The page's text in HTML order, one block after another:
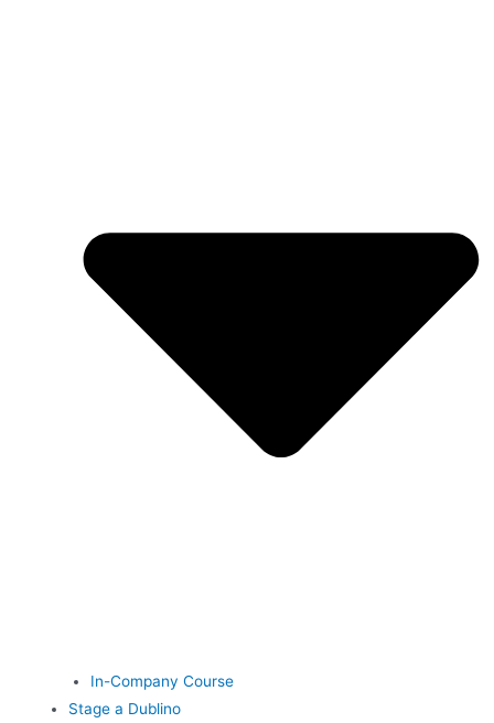
In-Company Course
Stage a Dublino